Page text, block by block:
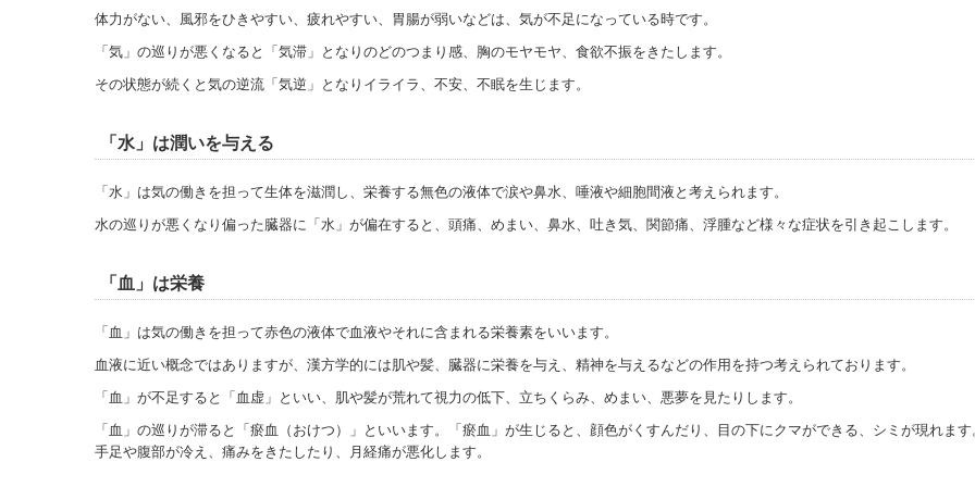
体力がない、風邪をひきやすい、疲れやすい、胃腸が弱いなどは、気が不足になっている時です。
「気」の巡りが悪くなると「気滞」となりのどのつまり感、胸のモヤモヤ、食欲不振をきたします。
その状態が続くと気の逆流「気逆」となりイライラ、不安、不眠を生じます。
「水」は潤いを与える
「水」は気の働きを担って生体を滋潤し、栄養する無色の液体で涙や鼻水、唾液や細胞間液と考えられます。
水の巡りが悪くなり偏った臓器に「水」が偏在すると、頭痛、めまい、鼻水、吐き気、関節痛、浮腫など様々な症状を引き起こします。
「血」は栄養
「血」は気の働きを担って赤色の液体で血液やそれに含まれる栄養素をいいます。
血液に近い概念ではありますが、漢方学的には肌や髪、臓器に栄養を与え、精神を与えるなどの作用を持つ考えられております。
「血」が不足すると「血虚」といい、肌や髪が荒れて視力の低下、立ちくらみ、めまい、悪夢を見たりします。
「血」の巡りが滞ると「瘀血（おけつ）」といいます。「瘀血」が生じると、顔色がくすんだり、目の下にクマができる、シミが現れま
手足や腹部が冷え、痛みをきたしたり、月経痛が悪化します。